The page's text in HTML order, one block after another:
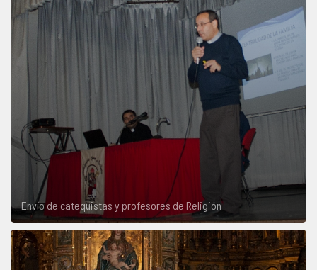
Envío de catequistas y profesores de Religión